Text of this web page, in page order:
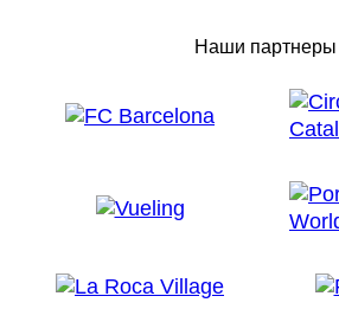
Наши партнеры